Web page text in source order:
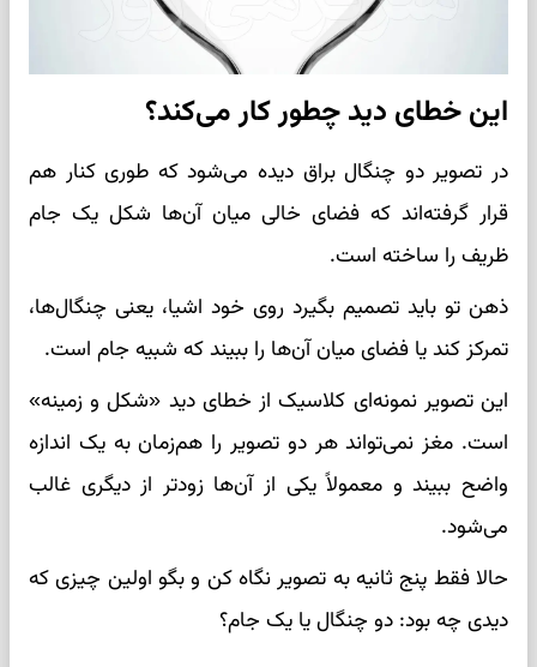
این خطای دید چطور کار می‌کند؟
در تصویر دو چنگال براق دیده می‌شود که طوری کنار هم
قرار گرفته‌اند که فضای خالی میان آن‌ها شکل یک جام
ظریف را ساخته است.
ذهن تو باید تصمیم بگیرد روی خود اشیا، یعنی چنگال‌ها،
تمرکز کند یا فضای میان آن‌ها را ببیند که شبیه جام است.
این تصویر نمونه‌ای کلاسیک از خطای دید «شکل و زمینه»
است. مغز نمی‌تواند هر دو تصویر را هم‌زمان به یک اندازه
واضح ببیند و معمولاً یکی از آن‌ها زودتر از دیگری غالب
می‌شود.
حالا فقط پنج ثانیه به تصویر نگاه کن و بگو اولین چیزی که
دیدی چه بود: دو چنگال یا یک جام؟